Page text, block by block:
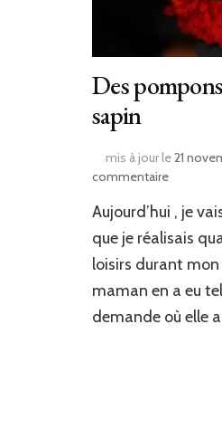
Des
sapin
mis à jour le21
commentairesur
pour
décorer
votre
sapin
Aujourd’hui , je
que je réalisais
loisirs durant mon
maman en a eu
demande où elle